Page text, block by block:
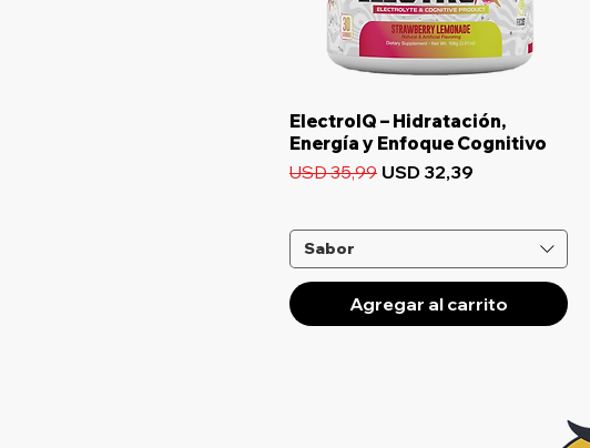
Vista rápida
ElectroIQ – Hidratación,
Energía y Enfoque Cognitivo
Precio
USD 35,99 Precio de oferta
USD 32,39
Sabor
Agregar al carrito